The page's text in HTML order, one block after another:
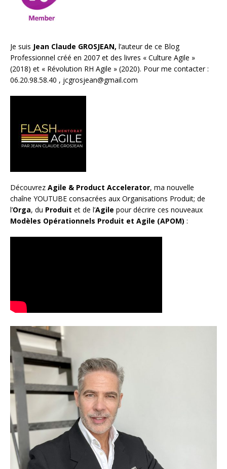
Je suis Jean Claude GROSJEAN, l’auteur de ce Blog
Professionnel créé en 2007 et des livres « Culture Agile »
(2018) et « Révolution RH Agile » (2020). Pour me contacter :
06.20.98.58.40 , jcgrosjean@gmail.com
Découvrez Agile & Product Accelerator, ma nouvelle
chaîne YOUTUBE consacrées aux Organisations Produit; de
l’Orga, du Produit et de l’Agile pour décrire ces nouveaux
Modèles Opérationnels Produit et Agile (APOM) :